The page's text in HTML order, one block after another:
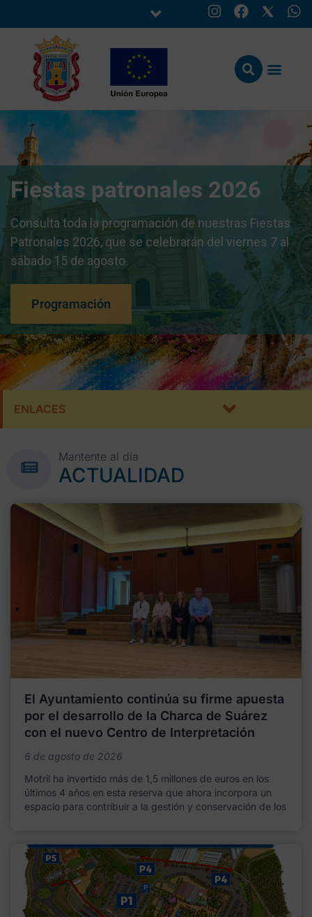
Fiestas patronales 2026
Consulta toda la programación de nuestras Fiestas
Patronales 2026, que se celebrarán del viernes 7 al
sábado 15 de agosto.
Programación
ENLACES
Mantente al día
ACTUALIDAD
El Ayuntamiento continúa su firme apuesta
por el desarrollo de la Charca de Suárez
con el nuevo Centro de Interpretación
6 de agosto de 2026
Motril ha invertido más de 1,5 millones de euros en los
últimos 4 años en esta reserva que ahora incorpora un
espacio para contribuir a la gestión y conservación de los